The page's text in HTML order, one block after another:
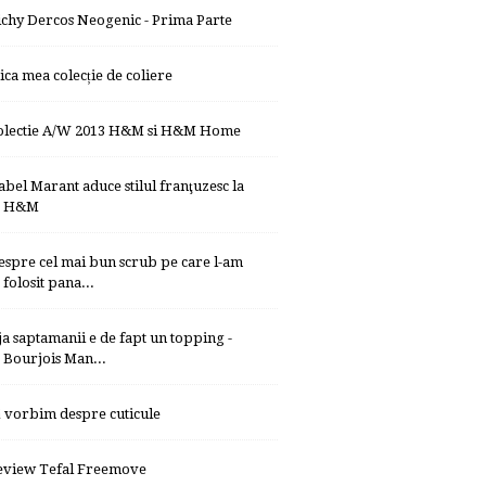
Dercos Neogenic - Prima Parte
mea colecție de coliere
A/W 2013 H&M si H&M Home
Marant aduce stilul franţuzesc la
H&M
cel mai bun scrub pe care l-am
folosit pana...
saptamanii e de fapt un topping -
Bourjois Man...
vorbim despre cuticule
Tefal Freemove